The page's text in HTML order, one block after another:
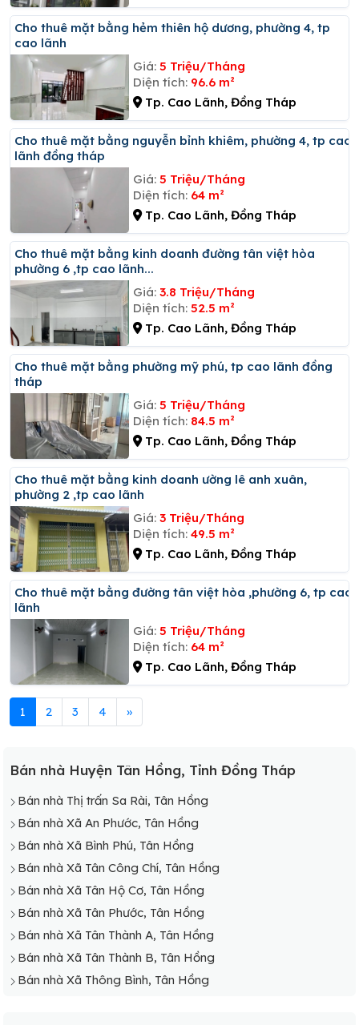
Cho thuê mặt bằng hẻm thiên hộ dương, phường 4, tp
cao lãnh
Giá: 5 Triệu/Tháng
Diện tích: 96.6 m²
Tp. Cao Lãnh, Đồng Tháp
Cho thuê mặt bằng nguyễn bỉnh khiêm, phường 4, tp cao
lãnh đồng tháp
Giá: 5 Triệu/Tháng
Diện tích: 64 m²
Tp. Cao Lãnh, Đồng Tháp
Cho thuê mặt bằng kinh doanh đường tân việt hòa
phường 6 ,tp cao lãnh...
Giá: 3.8 Triệu/Tháng
Diện tích: 52.5 m²
Tp. Cao Lãnh, Đồng Tháp
Cho thuê mặt bằng phường mỹ phú, tp cao lãnh đồng
tháp
Giá: 5 Triệu/Tháng
Diện tích: 84.5 m²
Tp. Cao Lãnh, Đồng Tháp
Cho thuê mặt bằng kinh doanh ường lê anh xuân,
phường 2 ,tp cao lãnh
Giá: 3 Triệu/Tháng
Diện tích: 49.5 m²
Tp. Cao Lãnh, Đồng Tháp
Cho thuê mặt bằng đường tân việt hòa ,phường 6, tp cao
lãnh
Giá: 5 Triệu/Tháng
Diện tích: 64 m²
Tp. Cao Lãnh, Đồng Tháp
1 2 3 4 »
Bán nhà Huyện Tân Hồng, Tỉnh Đồng Tháp
Bán nhà Thị trấn Sa Rài, Tân Hồng
Bán nhà Xã An Phước, Tân Hồng
Bán nhà Xã Bình Phú, Tân Hồng
Bán nhà Xã Tân Công Chí, Tân Hồng
Bán nhà Xã Tân Hộ Cơ, Tân Hồng
Bán nhà Xã Tân Phước, Tân Hồng
Bán nhà Xã Tân Thành A, Tân Hồng
Bán nhà Xã Tân Thành B, Tân Hồng
Bán nhà Xã Thông Bình, Tân Hồng